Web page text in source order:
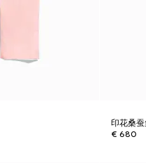
印花桑
€ 680